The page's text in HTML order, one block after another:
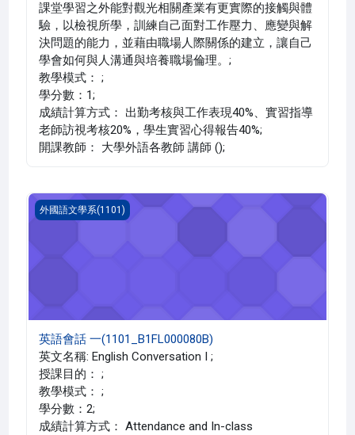
課堂學習之外能對觀光相關產業有更實際的接觸與體
驗，以檢視所學，訓練自己面對工作壓力、應變與解
決問題的能力，並藉由職場人際關係的建立，讓自己
學會如何與人溝通與培養職場倫理。;
教學模式： ;
學分數：1;
成績計算方式： 出勤考核與工作表現40%、實習指導
老師訪視考核20%，學生實習心得報告40%;
開課教師： 大學外語各教師 講師 ();
英語會話 一(1101_B1FL000080B)
外國語文學系(1101)
英語會話 一(1101_B1FL000080B)
英文名稱: English Conversation I ;
授課目的： ;
教學模式： ;
學分數：2;
成績計算方式： Attendance and In-class